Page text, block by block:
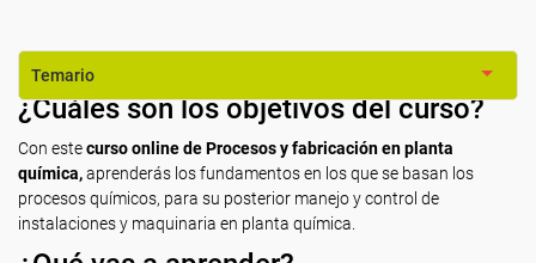
Temario
¿Cuáles son los objetivos del curso?
Con estecurso online de Procesos y fabricación en planta
química,aprenderás los fundamentos en los que se basan los
procesos químicos, para su posterior manejo y control de
instalaciones y maquinaria en planta química.